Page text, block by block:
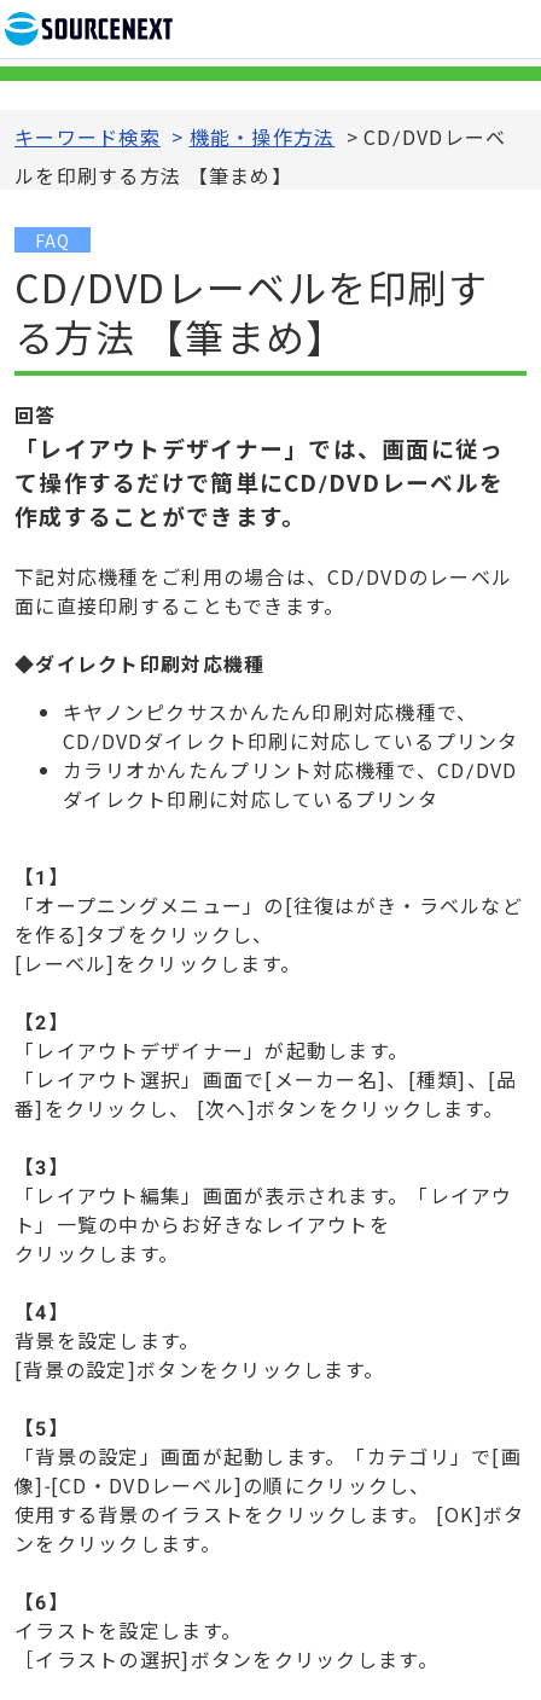
キーワード検索 > 機能・操作方法 > CD/DVDレーベ
ルを印刷する方法 【筆まめ】
FAQ
CD/DVDレーベルを印刷す
る方法 【筆まめ】
回答
「レイアウトデザイナー」では、画面に従っ
て操作するだけで簡単にCD/DVDレーベルを
作成することができます。
下記対応機種をご利用の場合は、CD/DVDのレーベル
面に直接印刷することもできます。
◆ダイレクト印刷対応機種
キヤノンピクサスかんたん印刷対応機種で、
CD/DVDダイレクト印刷に対応しているプリンタ
カラリオかんたんプリント対応機種で、CD/DVD
ダイレクト印刷に対応しているプリンタ
【1】
「オープニングメニュー」の[往復はがき・ラベルなど
を作る]タブをクリックし、
[レーベル]をクリックします。
【2】
「レイアウトデザイナー」が起動します。
「レイアウト選択」画面で[メーカー名]、[種類]、[品
番]をクリックし、 [次へ]ボタンをクリックします。
【3】
「レイアウト編集」画面が表示されます。「レイアウ
ト」一覧の中からお好きなレイアウトを
クリックします。
【4】
背景を設定します。
[背景の設定]ボタンをクリックします。
【5】
「背景の設定」画面が起動します。「カテゴリ」で[画
像]-[CD・DVDレーベル]の順にクリックし、
使用する背景のイラストをクリックします。 [OK]ボタ
ンをクリックします。
【6】
イラストを設定します。
［イラストの選択]ボタンをクリックします。